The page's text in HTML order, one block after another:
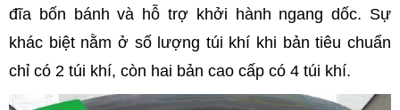
đĩa bốn bánh và hỗ trợ khởi hành ngang dốc. Sự
khác biệt nằm ở số lượng túi khí khi bản tiêu chuẩn
chỉ có 2 túi khí, còn hai bản cao cấp có 4 túi khí.